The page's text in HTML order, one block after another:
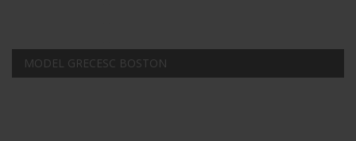
MODEL GRECESC BOSTON